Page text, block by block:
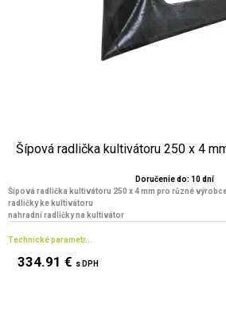
Šípová radlička kultivátoru 250 x 4
Doručenie do: 10 dní
Šípová radlička kultivátoru 250 x 4 mm pro různé
radličky ke kultivátoru
nahradní radličky na kultivátor
Technické parametr...
334.91 € s DPH